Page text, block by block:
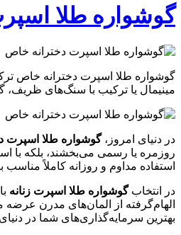
گوشواره طلا
گوشواره طلا اسپرت دخترانه خاص
مینیمال یا ترکیب با سنگ‌های
در دنیای امروز،گوشواره طلا اسپرت
روزمره یا رسمی می‌بخشند، بلکه با
استفاده مداوم و روزانه کاملاً
در انتخابگوشواره طلا اسپرت زنانه
الهام‌گرفته از المان‌های مدرن عرضه
بهترین سرمایه‌گذاری‌های شما در دنیای